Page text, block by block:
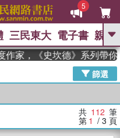
5
GO
高希均教授回憶錄
、 父親節 、 如果歷
遊錄、 方念華 、 台灣的李
數學女孩：黎曼猜想 、
走神經
三民東大 電子書 親子
史坎德》系列帶你踏上熱
篩選
共 112 筆
第 1 / 3 頁